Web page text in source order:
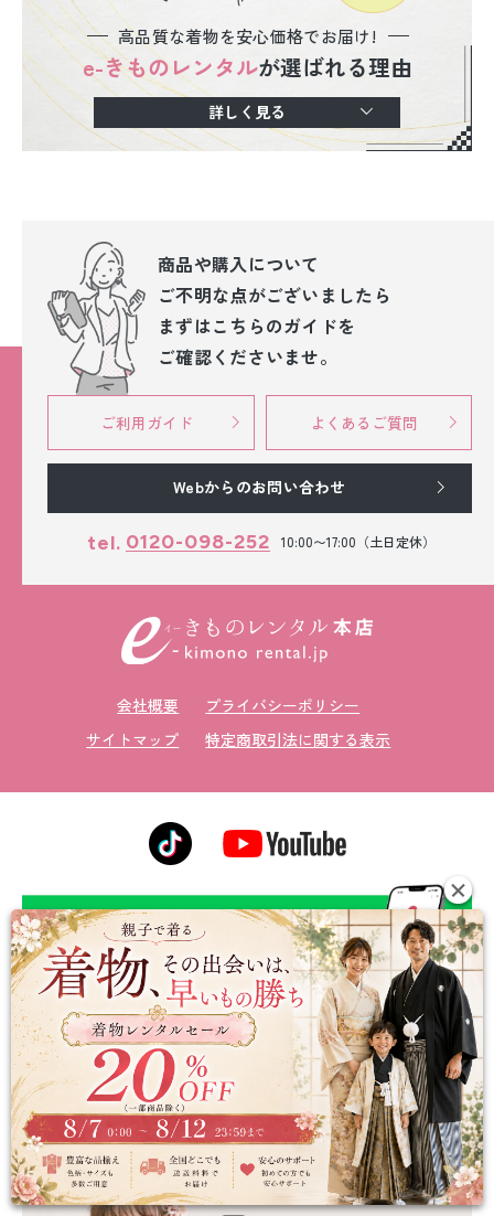
高品質な着物を安心価格でお届け!
e-きものレンタルが選ばれる理由
詳しく見る
商品や購入について
ご不明な点がございましたら
まずはこちらのガイドを
ご確認くださいませ。
ご利用ガイド よくあるご質問
Webからのお問い合わせ
tel. 0120-098-252 10:00〜17:00（土日定休）
会社概要
プライバシーポリシー
サイトマップ
特定商取引法に関する表示